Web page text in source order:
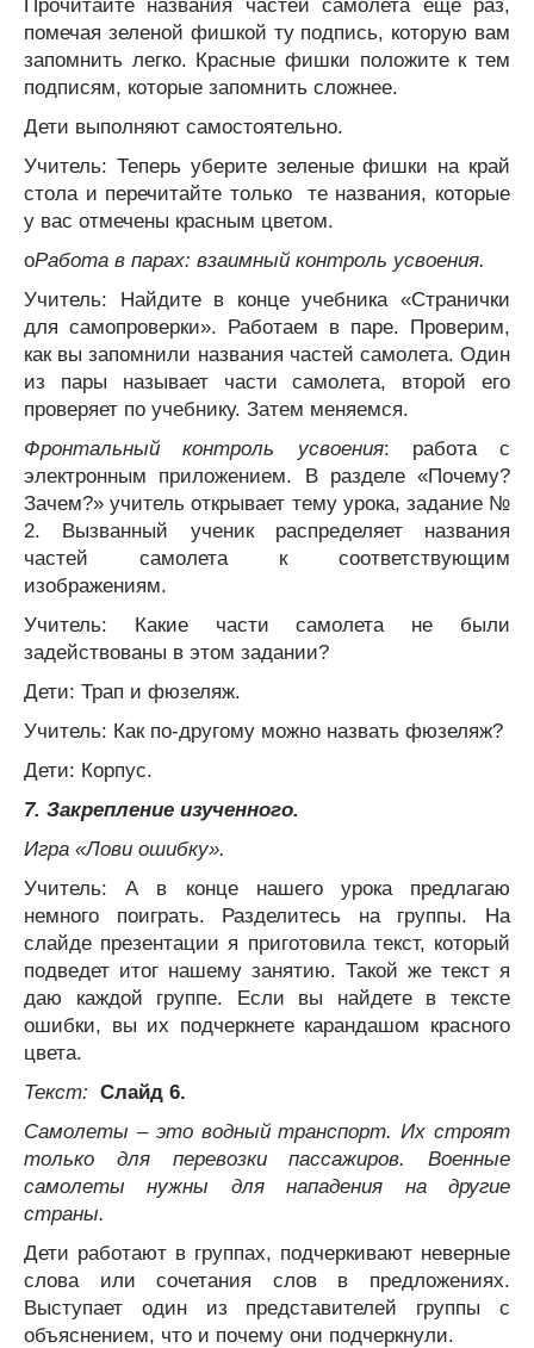
Прочитайте названия частей самолета еще раз,
помечая зеленой фишкой ту подпись, которую вам
запомнить легко. Красные фишки положите к тем
подписям, которые запомнить сложнее.
Дети выполняют самостоятельно.
Учитель: Теперь уберите зеленые фишки на край
стола и перечитайте только те названия, которые
у вас отмечены красным цветом.
oРабота в парах: взаимный контроль усвоения.
Учитель: Найдите в конце учебника «Странички
для самопроверки». Работаем в паре. Проверим,
как вы запомнили названия частей самолета. Один
из пары называет части самолета, второй его
проверяет по учебнику. Затем меняемся.
Фронтальный контроль усвоения: работа с
электронным приложением. В разделе «Почему?
Зачем?» учитель открывает тему урока, задание №
2. Вызванный ученик распределяет названия
частей самолета к соответствующим
изображениям.
Учитель: Какие части самолета не были
задействованы в этом задании?
Дети: Трап и фюзеляж.
Учитель: Как по-другому можно назвать фюзеляж?
Дети: Корпус.
7. Закрепление изученного.
Игра «Лови ошибку».
Учитель: А в конце нашего урока предлагаю
немного поиграть. Разделитесь на группы. На
слайде презентации я приготовила текст, который
подведет итог нашему занятию. Такой же текст я
даю каждой группе. Если вы найдете в тексте
ошибки, вы их подчеркнете карандашом красного
цвета.
Текст: Слайд 6.
Самолеты – это водный транспорт. Их строят
только для перевозки пассажиров. Военные
самолеты нужны для нападения на другие
страны.
Дети работают в группах, подчеркивают неверные
слова или сочетания слов в предложениях.
Выступает один из представителей группы с
объяснением, что и почему они подчеркнули.